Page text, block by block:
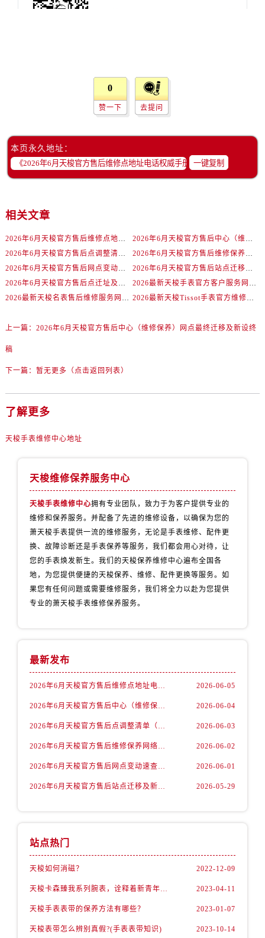
四川省巴中市巴州区江北大道天梭售后服务中心（需提前预约）
四川省广元市利州区老城南北街、东大街天梭售后服务中心（需提前预约）
四川省乐山市市中区嘉定中路天梭售后服务中心（需提前预约）
四川省凉山州市西昌市大巷口下街天梭售后服务中心（需提前预约）
四川省泸州市江阳区治平路天梭售后服务中心（需提前预约）
四川省眉山市东坡区三苏路天梭售后服务中心（需提前预约）
浙江省温州市鹿城区锦绣路1067号置信广场10层1015室天梭售后服务中心（需提前预约）
江苏省无锡市梁溪区人民中路139号恒隆广场写字楼1座11层1104室天梭售后服务中心（需提前预约）
0
赞一下 去提问
本页永久地址：
一键复制
相关文章
上一篇： 2026年6月天梭官方售后中心（维修保养）网点最终迁移及新设终
稿
下一篇： 暂无更多（点击返回列表）
了解更多
天梭手表维修中心地址
天梭维修保养服务中心
天梭手表维修中心拥有专业团队，致力于为客户提供专业的
维修和保养服务。并配备了先进的维修设备，以确保为您的
萧天梭手表提供一流的维修服务，无论是手表维修、配件更
换、故障诊断还是手表保养等服务，我们都会用心对待，让
您的手表焕发新生。我们的天梭保养维修中心遍布全国各
地，为您提供便捷的天梭保养、维修、配件更换等服务。如
果您有任何问题或需要维修服务，我们将全力以赴为您提供
专业的萧天梭手表维修保养服务。
最新发布
2026-06-05
2026-06-04
2026-06-03
2026-06-02
2026-06-01
2026-05-29
站点热门
天梭如何消磁？ 2022-12-09
2023-04-11
天梭手表表带的保养方法有哪些？ 2023-01-07
天梭表带怎么辨别真假?(手表表带知识) 2023-10-14